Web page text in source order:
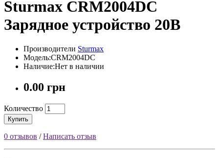
Sturmax CRM2004DC
Зарядное устройство 20В
Производители Sturmax
Модель:CRM2004DC
Наличие:Нет в наличии
0.00 грн
Количество
Купить
0 отзывов /Написать отзыв